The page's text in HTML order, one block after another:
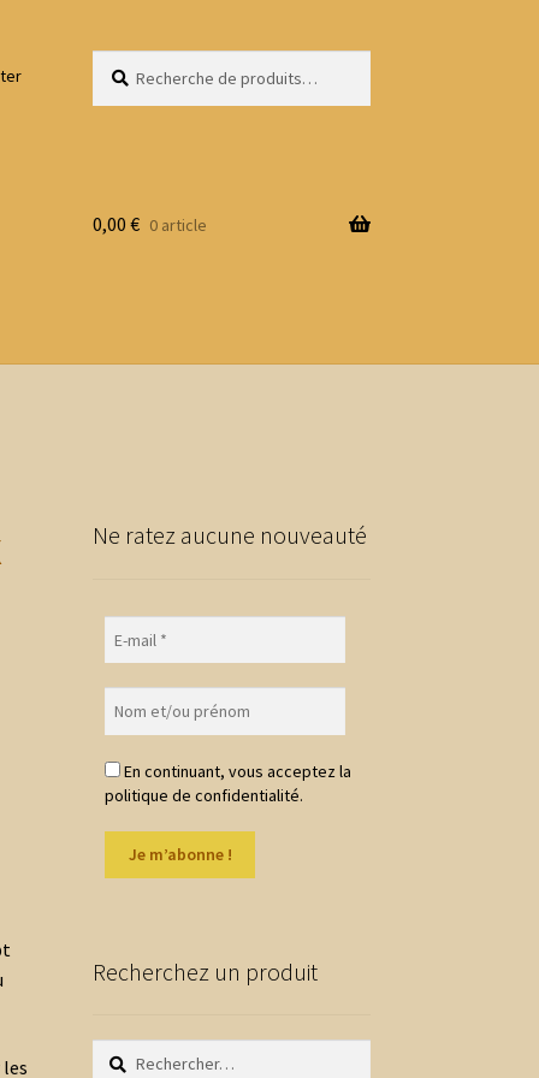
pour :
0,00 € 0 article
les
Ne ratez aucune nouveauté
En continuant, vous acceptez la
politique de confidentialité.
Recherchez un produit
Rechercher :